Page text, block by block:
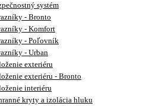
systém
- Bronto
- Komfort
- Poľovník
- Urban
exteriéru
exteriéru - Bronto
interiéru
kryty a izolácia hluku